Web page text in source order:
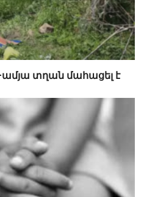
տղան մահացել է